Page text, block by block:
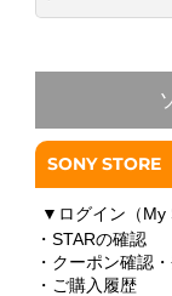
SONY STORE
▼ ログイン（My
・STARの確認
・クーポン確認
・ご購入履歴